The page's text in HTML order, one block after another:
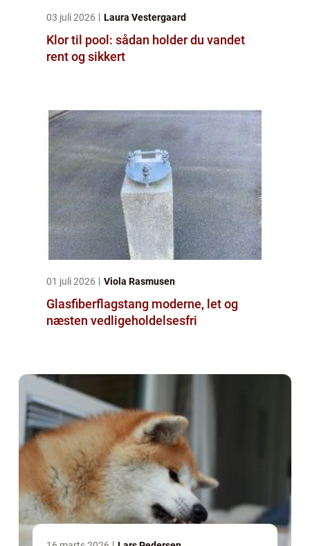
03 juli 2026 Laura Vestergaard
Klor til pool: sådan holder du vandet
rent og sikkert
01 juli 2026 Viola Rasmusen
Glasfiberflagstang moderne, let og
næsten vedligeholdelsesfri